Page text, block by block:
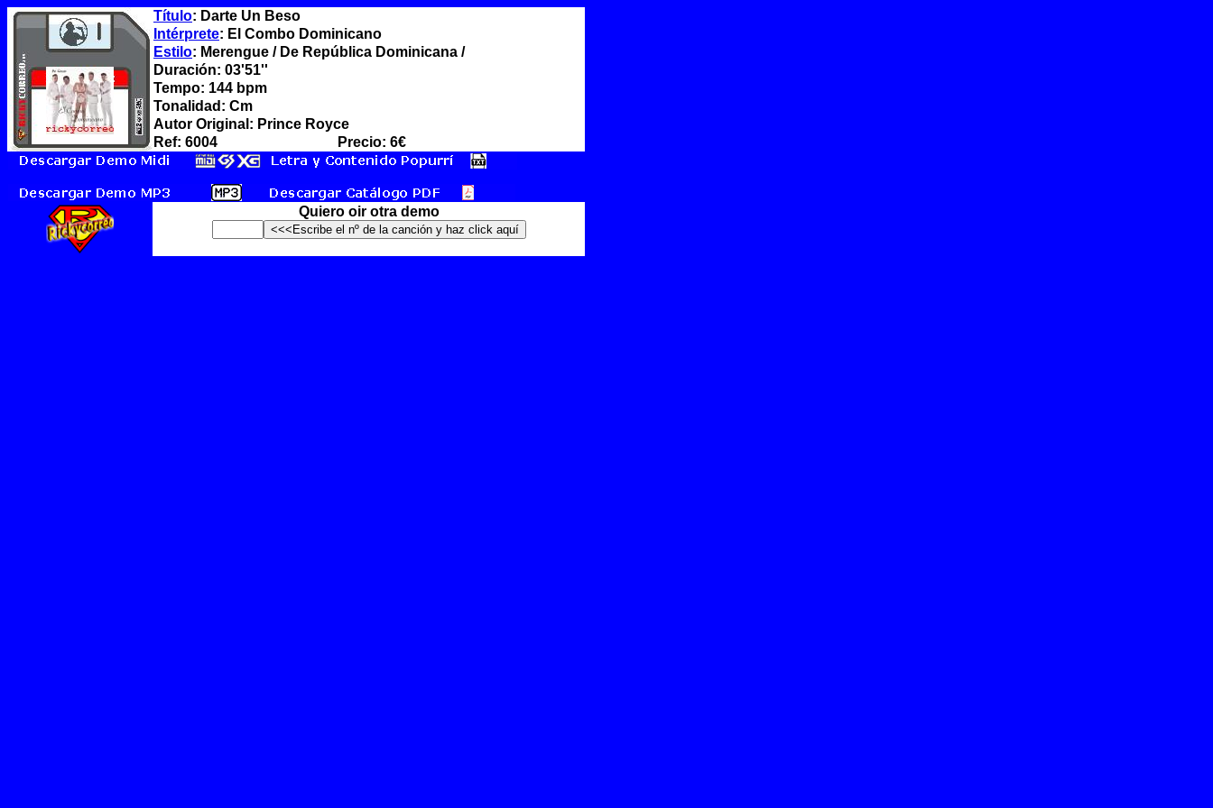
Título: Darte Un Beso
Intérprete: El Combo Dominicano
Estilo: Merengue / De República Dominicana /
Duración: 03'51''
Tempo: 144 bpm
Tonalidad: Cm
Autor Original: Prince Royce
Ref: 6004
Precio: 6€
Quiero oir otra demo